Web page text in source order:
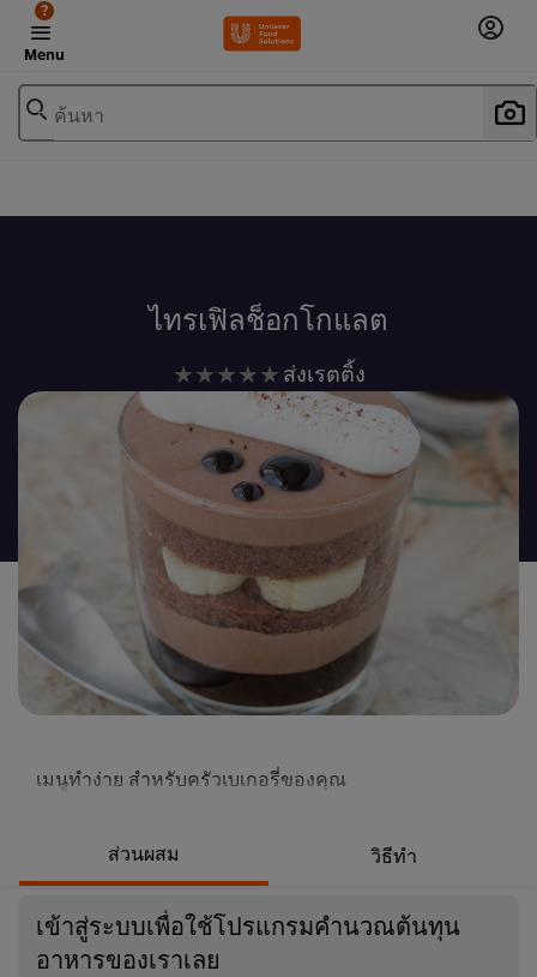
Menu
?
ค้นหา
ไทรเฟิลช็อกโกแลต
ไม่มี
การ
ให้
คะแนน
สำหรับ
recipe
นี้
ส่งเรตติ้ง
เมนูทำง่าย สำหรับครัวเบเกอรี่ของคุณ
ส่วนผสม วิธีทำ
เข้าสู่ระบบเพื่อใช้โปรแกรมคำนวณต้นทุน
อาหารของเราเลย